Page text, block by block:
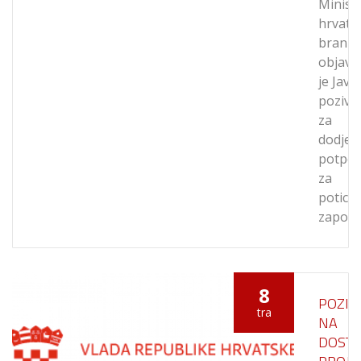
je Javni
poziv
za
za
8
tra
POZIV
NA